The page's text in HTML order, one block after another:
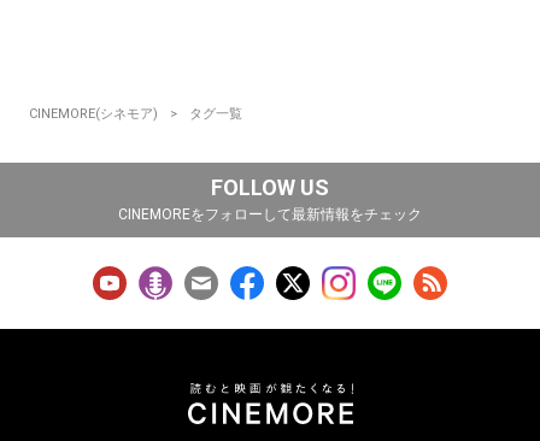
CINEMORE(シネモア) タグ一覧
FOLLOW US
CINEMOREをフォローして最新情報をチェック